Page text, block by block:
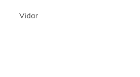
Vidar